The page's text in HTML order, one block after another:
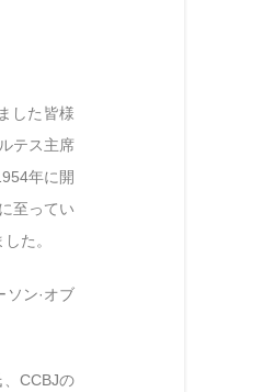
した皆様
テス主席
年に開
至ってい
た。
ソン·オブ
CCBJの